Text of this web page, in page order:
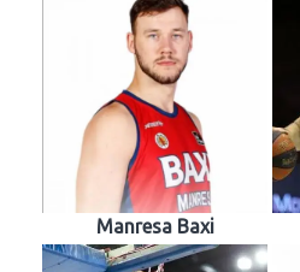
Manresa Baxi